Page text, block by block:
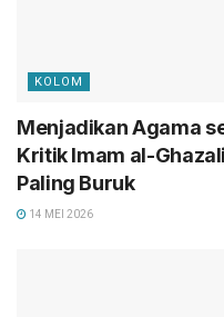
KOLOM
Menjadikan Agama
Kritik Imam al-
Paling Buruk
14 MEI 2026